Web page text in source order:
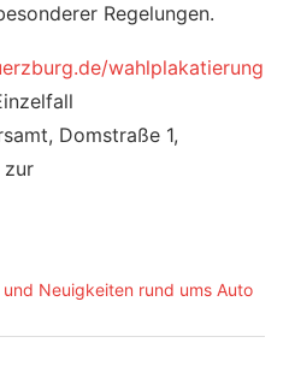
Regelungen.
wahlplakatierung
Domstraße 1,
zur